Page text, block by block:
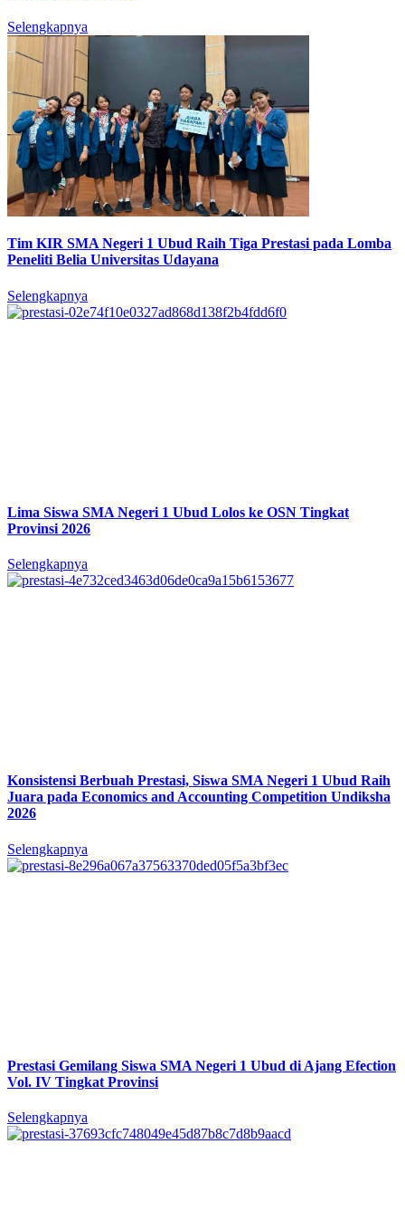
Selengkapnya
Tim KIR SMA Negeri 1 Ubud Raih Tiga Prestasi pada Lomba
Peneliti Belia Universitas Udayana
Selengkapnya
Lima Siswa SMA Negeri 1 Ubud Lolos ke OSN Tingkat
Provinsi 2026
Selengkapnya
Konsistensi Berbuah Prestasi, Siswa SMA Negeri 1 Ubud Raih
Juara pada Economics and Accounting Competition Undiksha
2026
Selengkapnya
Prestasi Gemilang Siswa SMA Negeri 1 Ubud di Ajang Efection
Vol. IV Tingkat Provinsi
Selengkapnya